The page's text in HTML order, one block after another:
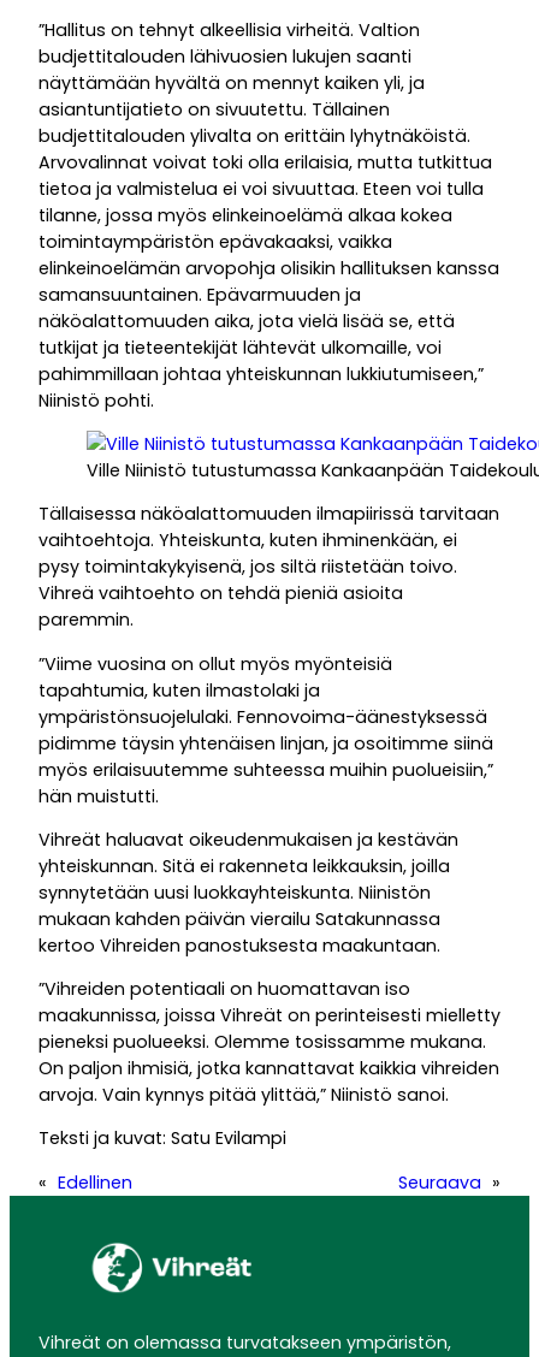
”Hallitus on tehnyt alkeellisia virheitä. Valtion
budjettitalouden lähivuosien lukujen saanti
näyttämään hyvältä on mennyt kaiken yli, ja
asiantuntijatieto on sivuutettu. Tällainen
budjettitalouden ylivalta on erittäin lyhytnäköistä.
Arvovalinnat voivat toki olla erilaisia, mutta tutkittua
tietoa ja valmistelua ei voi sivuuttaa. Eteen voi tulla
tilanne, jossa myös elinkeinoelämä alkaa kokea
toimintaympäristön epävakaaksi, vaikka
elinkeinoelämän arvopohja olisikin hallituksen kanssa
samansuuntainen. Epävarmuuden ja
näköalattomuuden aika, jota vielä lisää se, että
tutkijat ja tieteentekijät lähtevät ulkomaille, voi
pahimmillaan johtaa yhteiskunnan lukkiutumiseen,”
Niinistö pohti.
Ville Niinistö tutustumassa Kankaanpään
Tällaisessa näköalattomuuden ilmapiirissä tarvitaan
vaihtoehtoja. Yhteiskunta, kuten ihminenkään, ei
pysy toimintakykyisenä, jos siltä riistetään toivo.
Vihreä vaihtoehto on tehdä pieniä asioita
paremmin.
”Viime vuosina on ollut myös myönteisiä
tapahtumia, kuten ilmastolaki ja
ympäristönsuojelulaki. Fennovoima-äänestyksessä
pidimme täysin yhtenäisen linjan, ja osoitimme siinä
myös erilaisuutemme suhteessa muihin puolueisiin,”
hän muistutti.
Vihreät haluavat oikeudenmukaisen ja kestävän
yhteiskunnan. Sitä ei rakenneta leikkauksin, joilla
synnytetään uusi luokkayhteiskunta. Niinistön
mukaan kahden päivän vierailu Satakunnassa
kertoo Vihreiden panostuksesta maakuntaan.
”Vihreiden potentiaali on huomattavan iso
maakunnissa, joissa Vihreät on perinteisesti mielletty
pieneksi puolueeksi. Olemme tosissamme mukana.
On paljon ihmisiä, jotka kannattavat kaikkia vihreiden
arvoja. Vain kynnys pitää ylittää,” Niinistö sanoi.
Teksti ja kuvat: Satu Evilampi
« Edellinen Seuraava »
Vihreät on olemassa turvatakseen ympäristön,